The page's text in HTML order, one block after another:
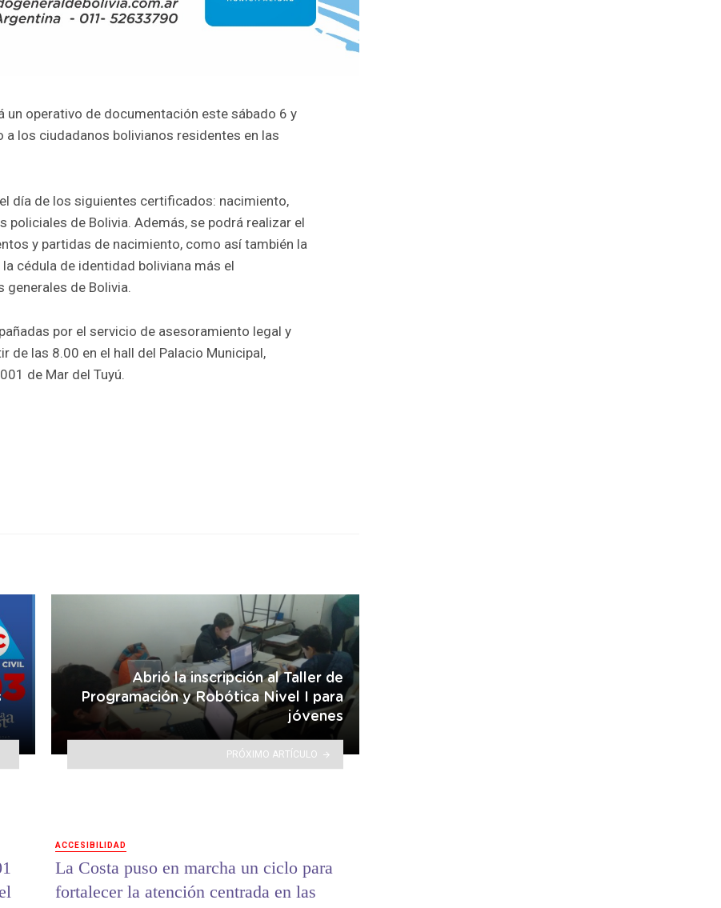
un operativo de documentación este sábado 6 y
a los ciudadanos bolivianos residentes en las
día de los siguientes certificados: nacimiento,
de Bolivia. Además, se podrá realizar el
y partidas de nacimiento, como así también la
cédula de identidad boliviana más el
generales de Bolivia.
por el servicio de asesoramiento legal y
de las 8.00 en el hall del Palacio Municipal,
de Mar del Tuyú.
Abrió la inscripción al Taller de
Programación y Robótica Nivel I para
jóvenes
PRÓXIMO ARTÍCULO
ACCESIBILIDAD
La Costa puso en marcha un ciclo para
fortalecer la atención centrada en las